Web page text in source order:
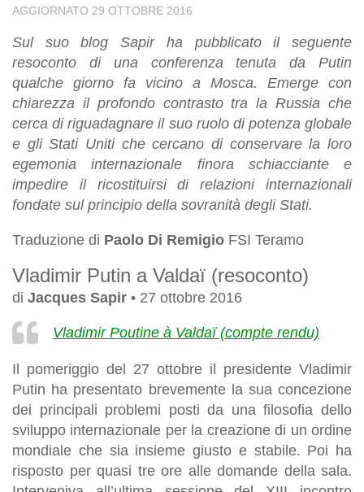
AGGIORNATO 29 OTTOBRE 2016
Sul suo blog Sapir ha pubblicato il seguente
resoconto di una conferenza tenuta da Putin
qualche giorno fa vicino a Mosca. Emerge con
chiarezza il profondo contrasto tra la Russia che
cerca di riguadagnare il suo ruolo di potenza globale
e gli Stati Uniti che cercano di conservare la loro
egemonia internazionale finora schiacciante e
impedire il ricostituirsi di relazioni internazionali
fondate sul principio della sovranità degli Stati.
Traduzione di Paolo Di Remigio FSI Teramo
Vladimir Putin a Valdaï (resoconto)
di Jacques Sapir • 27 ottobre 2016
Vladimir Poutine à Valdaï (compte rendu)
Il pomeriggio del 27 ottobre il presidente Vladimir
Putin ha presentato brevemente la sua concezione
dei principali problemi posti da una filosofia dello
sviluppo internazionale per la creazione di un ordine
mondiale che sia insieme giusto e stabile. Poi ha
risposto per quasi tre ore alle domande della sala.